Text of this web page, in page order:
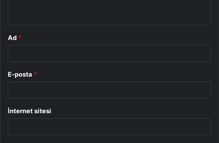
Ad *
E-posta *
İnternet sitesi